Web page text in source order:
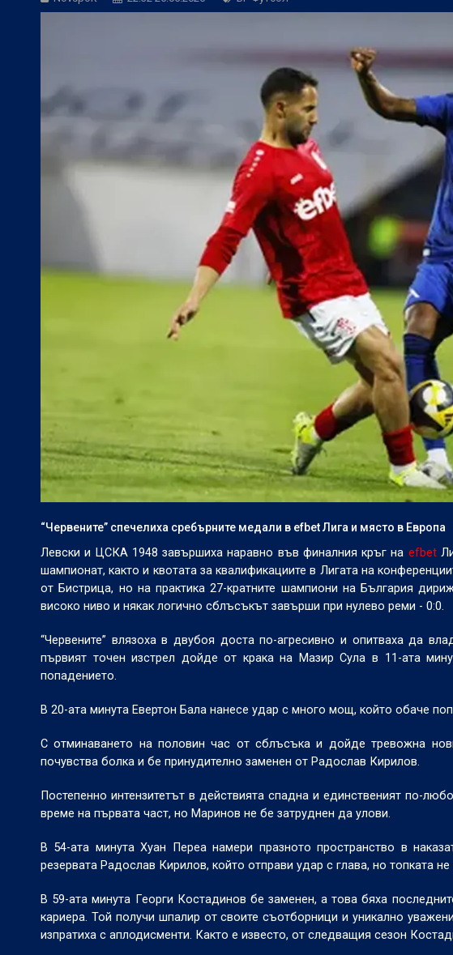
БГ Футбол:ЦСКА към феновете: Остана само една
ЦСКА покори 20-а държава
“Червените” спечелиха сребърните медали в efbet Лига и място в Европа
Левски и ЦСКА 1948 завършиха наравно във финалния кръг на efbet
шампионат, както и квотата за квалификациите в Лигата на
от Бистрица, но на практика 27-кратните шампиони на България
високо ниво и някак логично сблъсъкът завърши при нулево реми - 0:0.
“Червените” влязоха в двубоя доста по-агресивно и опитваха да
първият точен изстрел дойде от крака на Мазир Сула в 11-ата
попадението.
В 20-ата минута Евертон Бала нанесе удар с много мощ, който обаче
С отминаването на половин час от сблъсъка и дойде тревожна
почувства болка и бе принудително заменен от Радослав Кирилов.
Постепенно интензитетът в действията спадна и единственият по-
време на първата част, но Маринов не бе затруднен да улови.
В 54-ата минута Хуан Переа намери празното пространство в
резервата Радослав Кирилов, който отправи удар с глава, но топката
В 59-ата минута Георги Костадинов бе заменен, а това бяха
кариера. Той получи шпалир от своите съотборници и уникално
изпратиха с аплодисменти. Както е известо, от следващия сезон